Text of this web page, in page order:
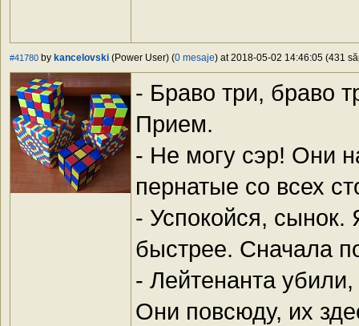
#41780 by kancelovski (Power User) (0 mesaje) at 2018-05-02 14:46:05 (431
- Браво три, браво
Прием.
- Не могу сэр! Они
пернатые со всех
- Успокойся,
быстрее. Сначала
- Лейтенанта
Они повсюду, их